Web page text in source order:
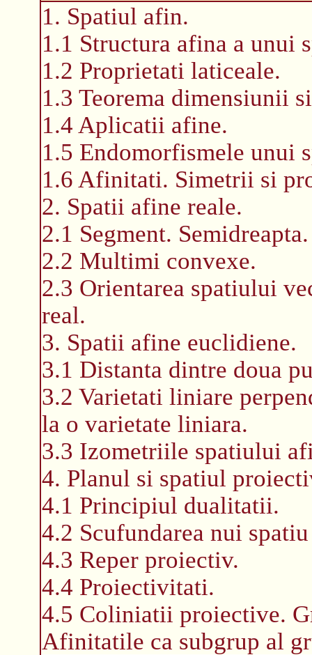
1. Spatiul afin.
1.1 Structura afina a unui
1.2 Proprietati laticeale.
1.3 Teorema dimensiunii
1.4 Aplicatii afine.
1.5 Endomorfismele unui
1.6 Afinitati. Simetrii si
2. Spatii afine reale.
2.1 Segment.
2.2 Multimi convexe.
2.3 Orientarea spatiului
real.
3. Spatii afine euclidiene.
3.1 Distanta dintre doua
3.2 Varietati liniare
la o varietate liniara.
3.3 Izometriile spatiului
4. Planul si spatiul
4.1 Principiul dualitatii.
4.2 Scufundarea nui
4.3 Reper proiectiv.
4.4 Proiectivitati.
4.5 Coliniatii proiective.
Afinitatile ca subgrup al